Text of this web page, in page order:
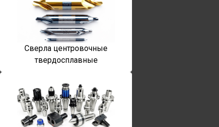
Сверла центровочные
твердосплавные